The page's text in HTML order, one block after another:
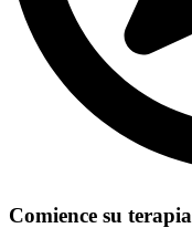
Comience su terapia